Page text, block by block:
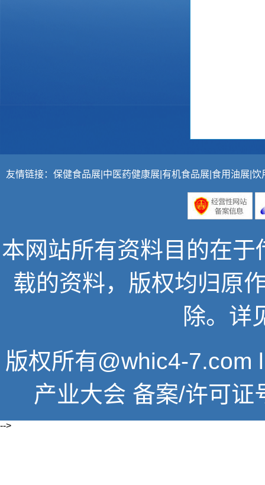
友情链接： 保健食品展 中医药健康展 有机食品展 食用油展 饮
本网站所有资料目的在
载的资料，版权均归原
除。详
版权所有@whic4-7.com
产业大会 备案/许可证
-->